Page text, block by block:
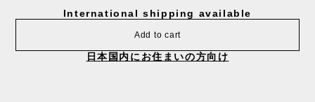
International shipping available
Add to cart
日本国内にお住まいの方向け